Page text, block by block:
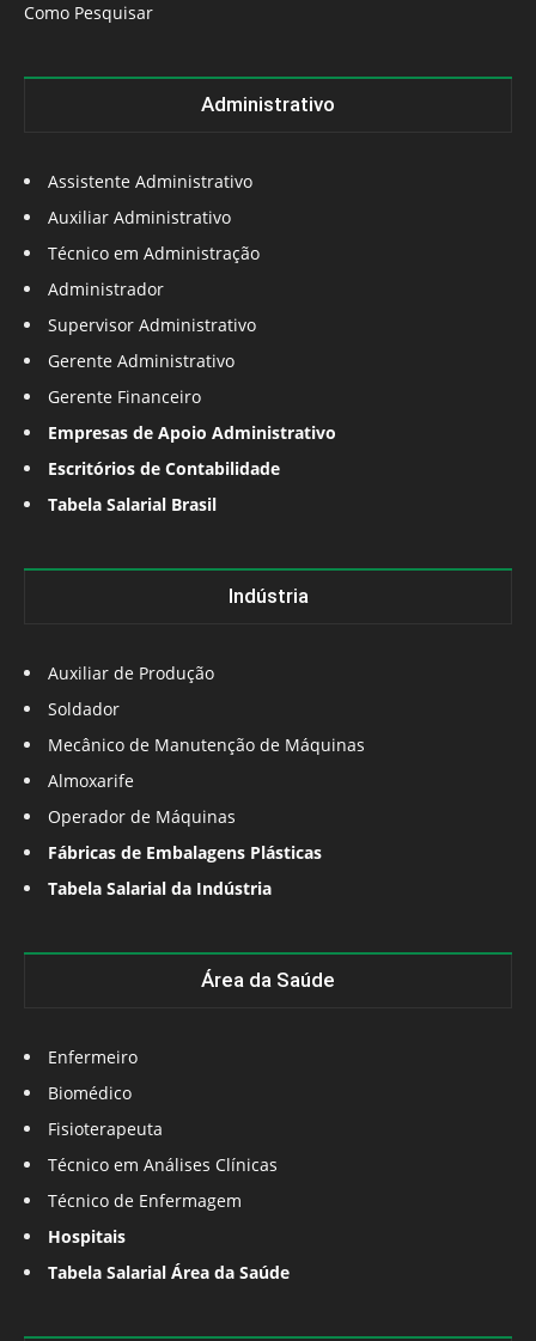
Como Pesquisar
Administrativo
Assistente Administrativo
Auxiliar Administrativo
Técnico em Administração
Administrador
Supervisor Administrativo
Gerente Administrativo
Gerente Financeiro
Empresas de Apoio Administrativo
Escritórios de Contabilidade
Tabela Salarial Brasil
Indústria
Auxiliar de Produção
Soldador
Mecânico de Manutenção de Máquinas
Almoxarife
Operador de Máquinas
Fábricas de Embalagens Plásticas
Tabela Salarial da Indústria
Área da Saúde
Enfermeiro
Biomédico
Fisioterapeuta
Técnico em Análises Clínicas
Técnico de Enfermagem
Hospitais
Tabela Salarial Área da Saúde